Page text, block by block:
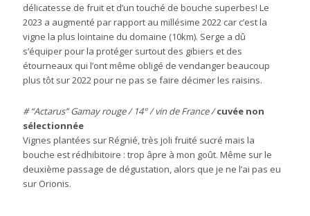
délicatesse de fruit et d’un touché de bouche superbes! Le
2023 a augmenté par rapport au millésime 2022 car c’est la
vigne la plus lointaine du domaine (10km). Serge a dû
s’équiper pour la protéger surtout des gibiers et des
étourneaux qui l’ont même obligé de vendanger beaucoup
plus tôt sur 2022 pour ne pas se faire décimer les raisins.
# “Actarus” Gamay rouge / 14° / vin de France /cuvée non
sélectionnée
Vignes plantées sur Régnié, très joli fruité sucré mais la
bouche est rédhibitoire : trop âpre à mon goût. Même sur le
deuxième passage de dégustation, alors que je ne l’ai pas eu
sur Orionis.